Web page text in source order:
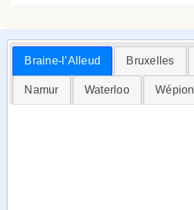
Braine-l’Alleud Bruxelles
Namur Waterloo Wépion